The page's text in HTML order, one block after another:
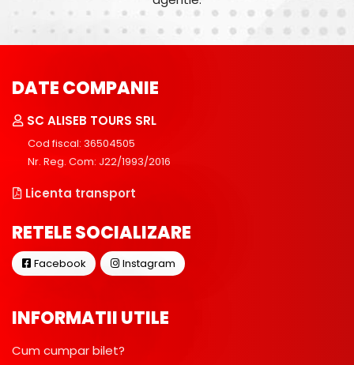
DATE COMPANIE
SC ALISEB TOURS SRL
Cod fiscal: 36504505
Nr. Reg. Com: J22/1993/2016
Licenta transport
RETELE SOCIALIZARE
Facebook Instagram
INFORMATII UTILE
Cum cumpar bilet?